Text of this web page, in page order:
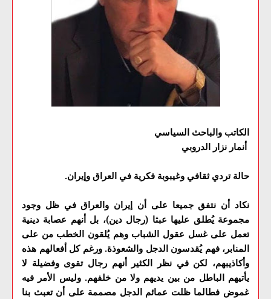
الكاتب والباحث السياسي
أنمار نزار الدروبي
حالة تردي ثقافي وغيبوبة فكرية في العراق وإيران.
نكاد أن نتفق جميعا على أن إيران والعراق في ظل وجود
مجموعة يُطلق عليها عبثا (رجال دين)، بل أنهم عصابة دينية
تعمل على غسل عقول الشباب وهم يُلقون الخطب من على
المنابر، فهم يُقدسون الدجل والشعوذة. ورغم كل أفعالهم هذه
وأكاذيبهم، لكن في نظر الكثير أنهم رجال تقوى وفضيلة لا
يأتيهم الباطل من بين يديهم ولا من خلفهم. وليس الأمر فيه
غموض فطالما ظلت عمائم الدجل مصممة على أن تعبث بنا